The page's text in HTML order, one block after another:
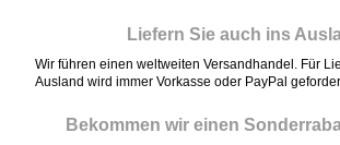
Liefern Sie auch ins
Wir führen einen weltweiten Versandhandel. Für
Ausland wird immer Vorkasse oder PayPal
Bekommen wir einen